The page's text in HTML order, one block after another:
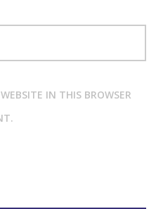
IN THIS BROWSER